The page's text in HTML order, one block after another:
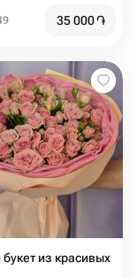
35 000֏
из красивых